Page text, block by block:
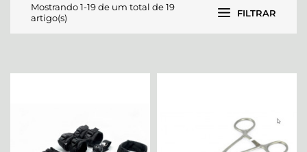
FILTRAR
Mostrando 1-19 de um total de 19
artigo(s)